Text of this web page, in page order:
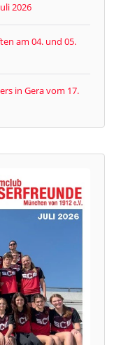
2026
am 04. und 05.
in Gera vom 17.